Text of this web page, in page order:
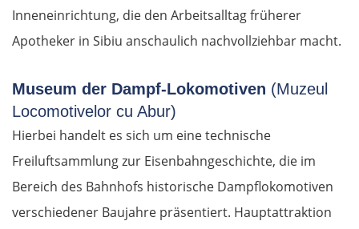
Inneneinrichtung, die den Arbeitsalltag früherer
Apotheker in Sibiu anschaulich nachvollziehbar macht.
Museum der Dampf-Lokomotiven (Muzeul
Locomotivelor cu Abur)
Hierbei handelt es sich um eine technische
Freiluftsammlung zur Eisenbahngeschichte, die im
Bereich des Bahnhofs historische Dampflokomotiven
verschiedener Baujahre präsentiert. Hauptattraktion